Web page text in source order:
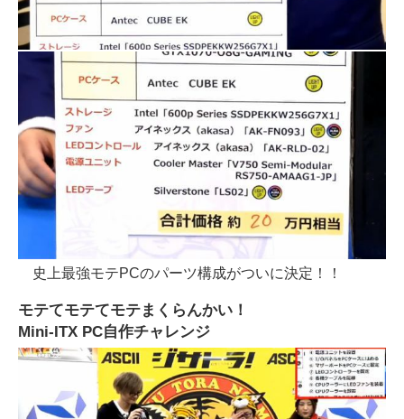
史上最強モテPCのパーツ構成がついに決定！！
モテてモテてモテまくらんかい！
Mini-ITX PC自作チャレンジ